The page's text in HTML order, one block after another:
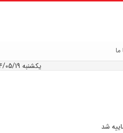
یکشنبه 1404/05/19